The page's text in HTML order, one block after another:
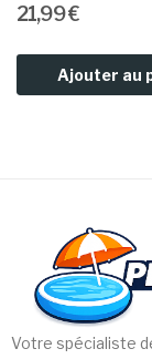
21,99 €
Ajouter au
Votre spécialiste